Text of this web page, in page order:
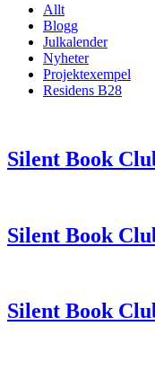
Allt
Blogg
Julkalender
Nyheter
Projektexempel
Residens B28
Silent Book
Silent Book
Silent Book